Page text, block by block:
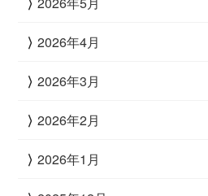
2026年4月
2026年3月
2026年2月
2026年1月